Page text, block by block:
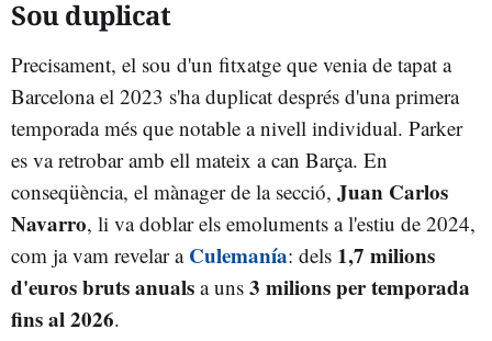
Sou duplicat
Precisament, el sou d'un fitxatge que venia de tapat a
Barcelona el 2023 s'ha duplicat després d'una primera
temporada més que notable a nivell individual. Parker
es va retrobar amb ell mateix a can Barça. En
conseqüència, el mànager de la secció, Juan Carlos
Navarro, li va doblar els emoluments a l'estiu de 2024,
com ja vam revelar a Culemanía: dels 1,7 milions
d'euros bruts anuals a uns 3 milions per temporada
fins al 2026.